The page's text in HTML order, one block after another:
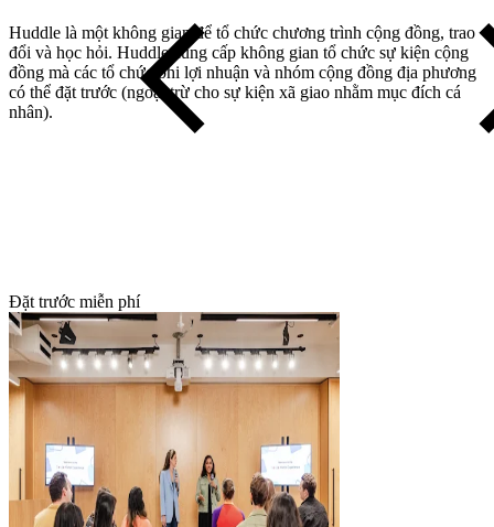
Huddle là một không gian để tổ chức chương trình cộng đồng, trao
đổi và học hỏi. Huddle cung cấp không gian tổ chức sự kiện cộng
đồng mà các tổ chức phi lợi nhuận và nhóm cộng đồng địa phương
có thể đặt trước (ngoại trừ cho sự kiện xã giao nhằm mục đích cá
nhân).
Đặt trước miễn phí